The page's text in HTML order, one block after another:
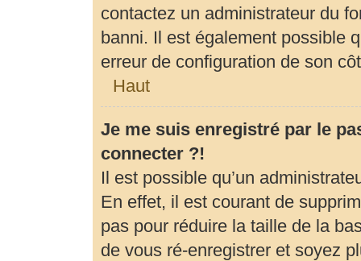
contactez un administrateur du
banni. Il est également possible
erreur de configuration de son
Haut
Je me suis enregistré par le
connecter ?!
Il est possible qu’un
En effet, il est courant de
pas pour réduire la taille de la
de vous ré-enregistrer et soyez